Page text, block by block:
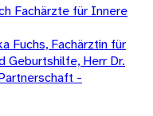
Fachärzte für Innere
Fuchs, Fachärztin für
Geburtshilfe, Herr Dr.
-